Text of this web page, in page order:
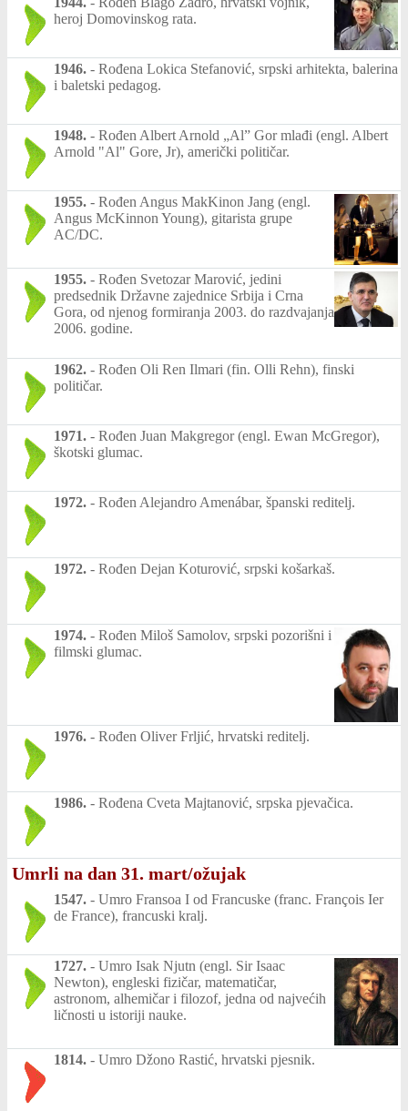
heroj Domovinskog rata.
1946. - Rođena Lokica Stefanović, srpski arhitekta, balerina
i baletski pedagog.
1948. - Rođen Albert Arnold „Al” Gor mlađi (engl. Albert
Arnold "Al" Gore, Jr), američki političar.
1955. - Rođen Angus MakKinon Jang (engl.
Angus McKinnon Young), gitarista grupe
AC/DC.
1955. - Rođen Svetozar Marović, jedini
predsednik Državne zajednice Srbija i Crna
Gora, od njenog formiranja 2003. do razdvajanja
2006. godine.
1962. - Rođen Oli Ren Ilmari (fin. Olli Rehn), finski
političar.
1971. - Rođen Juan Makgregor (engl. Ewan McGregor),
škotski glumac.
1972. - Rođen Alejandro Amenábar, španski reditelj.
1972. - Rođen Dejan Koturović, srpski košarkaš.
1974. - Rođen Miloš Samolov, srpski pozorišni i
filmski glumac.
1976. - Rođen Oliver Frljić, hrvatski reditelj.
1986. - Rođena Cveta Majtanović, srpska pjevačica.
Umrli na dan 31. mart/ožujak
1547. - Umro Fransoa I od Francuske (franc. François Ier
de France), francuski kralj.
1727. - Umro Isak Njutn (engl. Sir Isaac
Newton), engleski fizičar, matematičar,
astronom, alhemičar i filozof, jedna od najvećih
ličnosti u istoriji nauke.
1814. - Umro Džono Rastić, hrvatski pjesnik.